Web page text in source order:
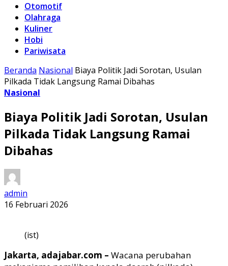
Otomotif
Olahraga
Kuliner
Hobi
Pariwisata
Beranda Nasional Biaya Politik Jadi Sorotan, Usulan
Pilkada Tidak Langsung Ramai Dibahas
Nasional
Biaya Politik Jadi Sorotan, Usulan
Pilkada Tidak Langsung Ramai
Dibahas
admin
16 Februari 2026
(ist)
Jakarta, adajabar.com – Wacana perubahan